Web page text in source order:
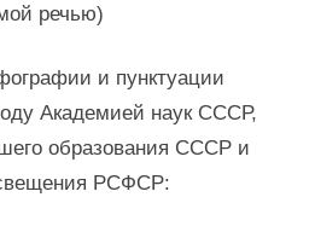
речью)
и пунктуации
Академией наук СССР,
образования СССР и
РСФСР: